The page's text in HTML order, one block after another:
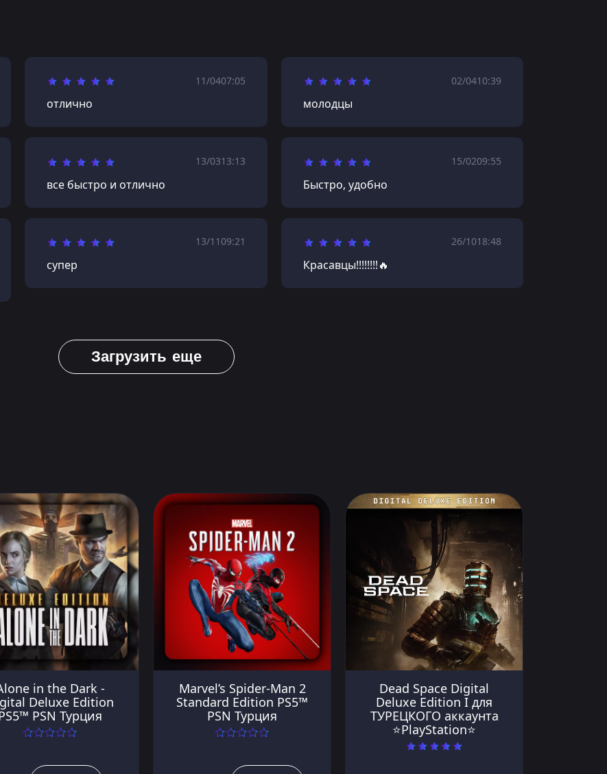
11/0407:05
отлично
02/0410:39
молодцы
13/0313:13
все быстро и отлично
15/0209:55
Быстро, удобно
13/1109:21
супер
26/1018:48
Красавцы!!!!!!!!🔥
Загрузить еще
in the Dark -
Deluxe Edition
PSN Турция
Marvel’s Spider-Man 2
Standard Edition PS5™
PSN Турция
Dead Space Digital
Deluxe Edition I для
ТУРЕЦКОГО аккаунта
⭐PlayStation⭐